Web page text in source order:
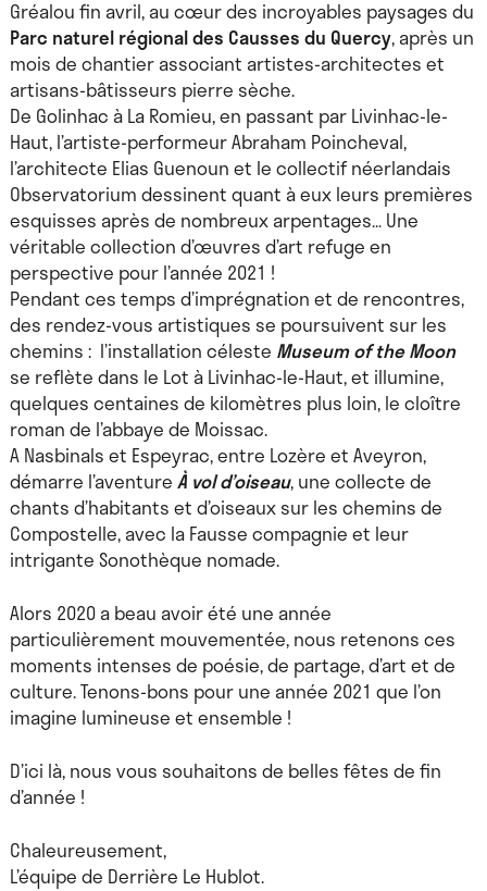
Gréalou fin avril, au cœur des incroyables paysages du
Parc naturel régional des Causses du Quercy, après un
mois de chantier associant artistes-architectes et
artisans-bâtisseurs pierre sèche.
De Golinhac à La Romieu, en passant par Livinhac-le-
Haut, l’artiste-performeur Abraham Poincheval,
l’architecte Elias Guenoun et le collectif néerlandais
Observatorium dessinent quant à eux leurs premières
esquisses après de nombreux arpentages… Une
véritable collection d’œuvres d’art refuge en
perspective pour l’année 2021 !
Pendant ces temps d’imprégnation et de rencontres,
des rendez-vous artistiques se poursuivent sur les
chemins : l’installation céleste Museum of the Moon
se reflète dans le Lot à Livinhac-le-Haut, et illumine,
quelques centaines de kilomètres plus loin, le cloître
roman de l’abbaye de Moissac.
A Nasbinals et Espeyrac, entre Lozère et Aveyron,
démarre l’aventureÀ vol d’oiseau, une collecte de
chants d’habitants et d’oiseaux sur les chemins de
Compostelle, avec la Fausse compagnie et leur
intrigante Sonothèque nomade.
Alors 2020 a beau avoir été une année
particulièrement mouvementée, nous retenons ces
moments intenses de poésie, de partage, d’art et de
culture. Tenons-bons pour une année 2021 que l’on
imagine lumineuse et ensemble !
D’ici là, nous vous souhaitons de belles fêtes de fin
d’année !
Chaleureusement,
L’équipe de Derrière Le Hublot.